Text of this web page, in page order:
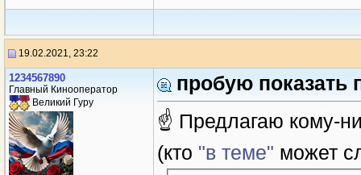
19.02.2021, 23:22
1234567890
Главный Кинооператор
Великий Гуру
пробую показать
☝ Предлагаю кому-
(кто "в теме" может